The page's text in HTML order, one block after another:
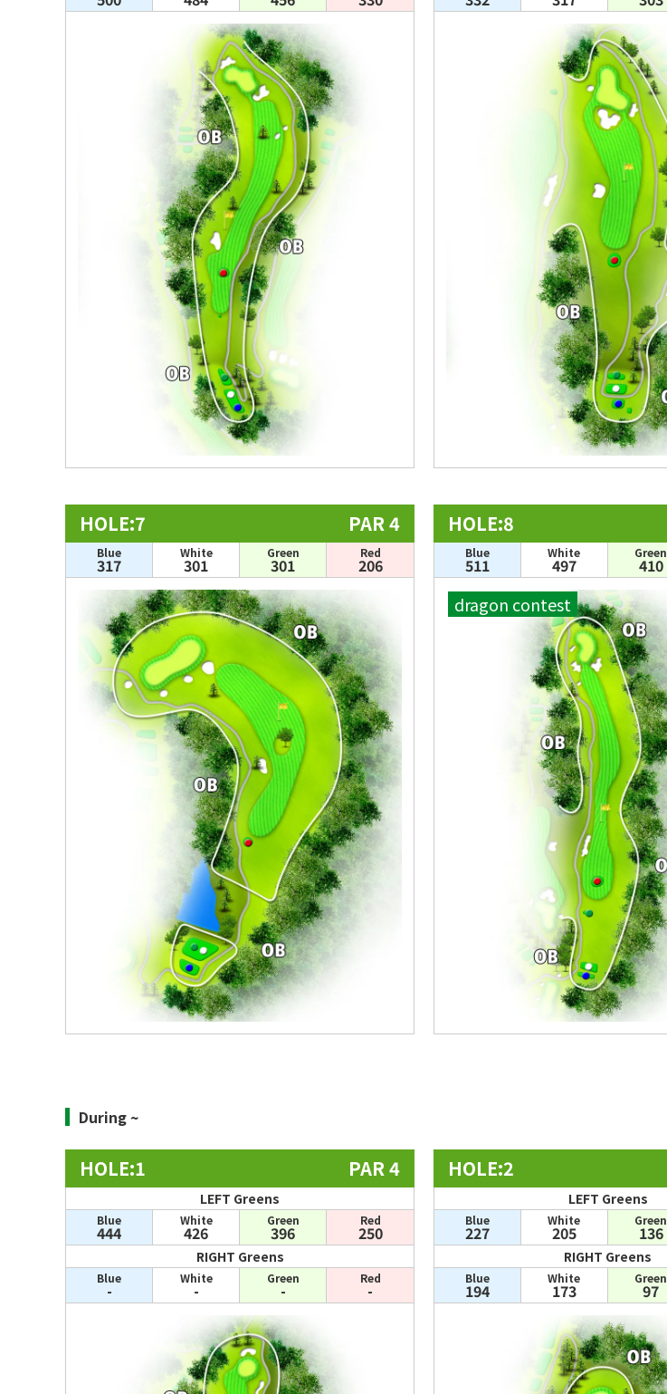
HOLE:7 PAR 4
Blue
317
White
301
Green
301
Red
206
HOLE:8
Blue
511
White
497
Green
410
dragon contest
During ~
HOLE:1 PAR 4
LEFT Greens
Blue
444
White
426
Green
396
Red
250
RIGHT Greens
Blue
-
White
-
Green
-
Red
-
HOLE:2
LEFT Greens
Blue
227
White
205
Green
136
RIGHT Greens
Blue
194
White
173
Green
97